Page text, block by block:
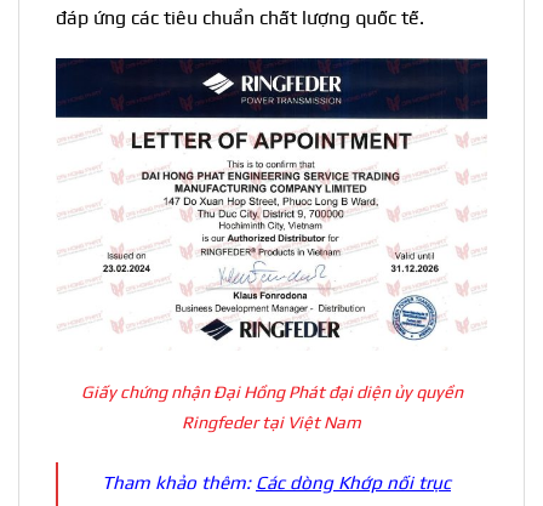
đáp ứng các tiêu chuẩn chất lượng quốc tế.
Giấy chứng nhận Đại Hồng Phát đại diện ủy quyền
Ringfeder tại Việt Nam
Tham khảo thêm: Các dòng Khớp nối trục